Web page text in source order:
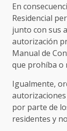
En
Residencial
junto con sus
autorización
Manual de
que prohíba o
Igualmente,
por parte de
residentes y